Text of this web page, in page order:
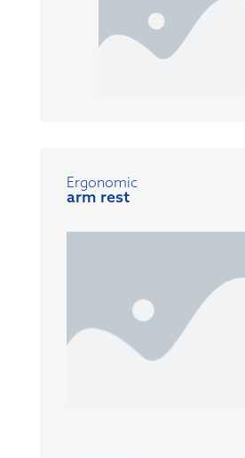
Ergonomic
arm rest